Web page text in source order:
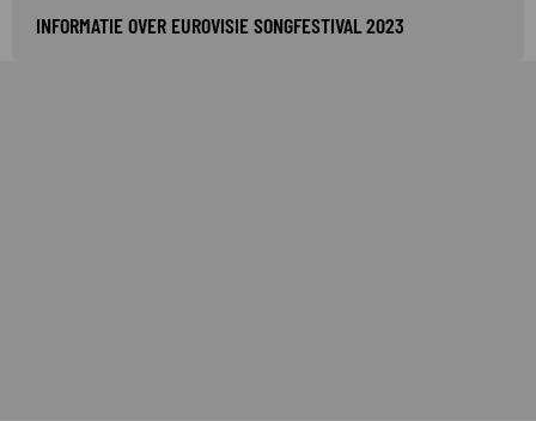
INFORMATIE OVER EUROVISIE SONGFESTIVAL 2023